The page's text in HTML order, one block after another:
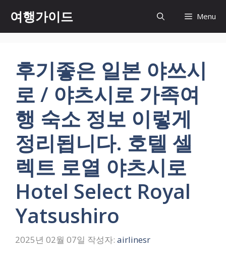
츠
여행가이드 Menu
후기좋은 일본 야쓰시
로 / 야츠시로 가족여
행 숙소 정보 이렇게
정리됩니다. 호텔 셀
렉트 로열 야츠시로
Hotel Select Royal
Yatsushiro
2025년 02월 07일 작성자: airlinesr